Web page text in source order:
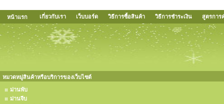
หน้าแรก เกี่ยวกับเรา เว็บบอร์ด วิธีการซื้อสินค้า วิธีการชำระเงิน สูตรการ
หมวดหมู่สินค้าหรือบริการของเว็บไซต์
ม่านพับ
ม่านจีบ